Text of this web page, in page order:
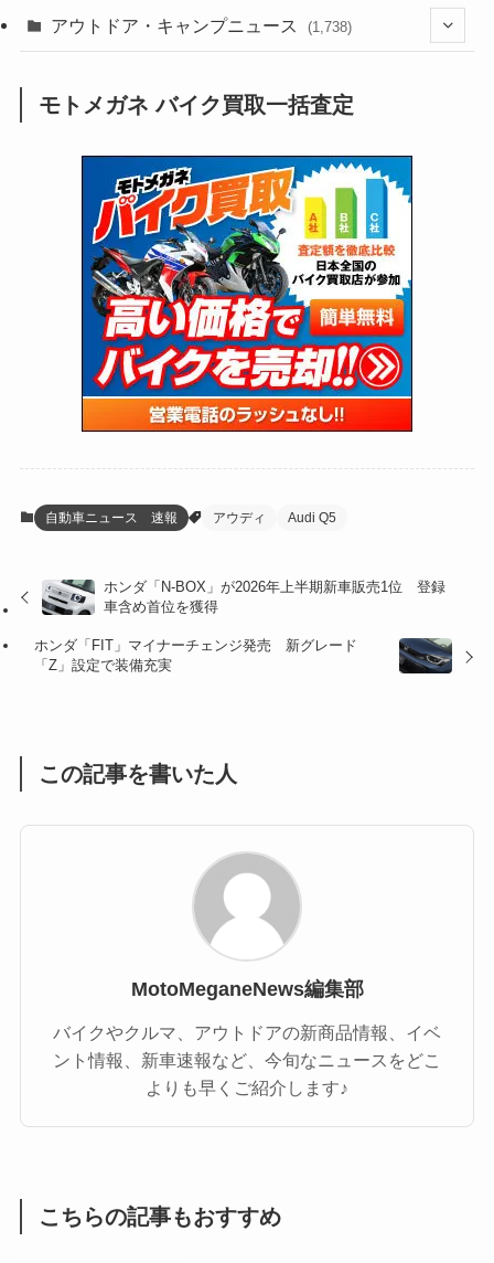
(60)
(31)
(51)
(34)
(5)
(12)
(63)
(109)
(38)
(24)
(16)
(25)
(24)
(47)
(15)
(5)
(249)
(64)
(16)
(62)
(4)
(6)
(17)
(5)
(32)
(2,473)
(249)
(1,226)
(12)
(131)
(38)
(131)
(167)
(85)
(21)
(61)
(171)
(98)
(13)
(60)
(274)
(171)
(38)
(47)
(59)
(36)
(47)
(66)
(16)
(141)
(255)
(204)
(1,141)
(166)
(23)
(33)
(34)
(35)
(41)
(415)
(16)
(137)
(73)
(2,744)
(126)
(170)
(211) (132)
(171)
(118)
(27)
アウトドア・キャンプニュース (1,738)
(1,605)
(147)
(13)
(19)
(12)
(16)
(8)
(16)
モトメガネ バイク買取一括査定
自動車ニュース 速報 アウディ Audi Q5
ホンダ「N-BOX」が2026年上半期新車販売1位 登録
車含め首位を獲得
ホンダ「FIT」マイナーチェンジ発売 新グレード
「Z」設定で装備充実
この記事を書いた人
MotoMeganeNews編集部
バイクやクルマ、アウトドアの新商品情報、イベ
ント情報、新車速報など、今旬なニュースをどこ
よりも早くご紹介します♪
こちらの記事もおすすめ